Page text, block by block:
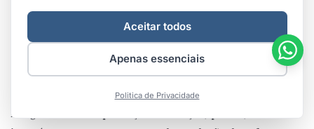
McKinsey Global Institute sobre IA generativa
coloca a
engenharia de software entre as funções com maior
potencial de ganho de produtividade.
Os números variam conforme a metodologia, e parte do
ganho medido em laboratório não se reproduz
integralmente em produção. A direção, porém, é
Aceitar todos
Apenas essenciais
Politica de Privacidade